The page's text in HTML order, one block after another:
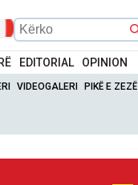
EDITORIAL OPINION
VIDEOGALERI PIKË E ZEZË